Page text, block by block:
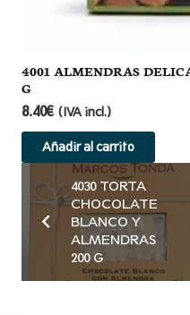
4001 ALMENDRAS
G
8.40€ (IVA incl.)
Añadir al carrito
4030 TORTA
CHOCOLATE
BLANCO Y
ALMENDRAS
200 G